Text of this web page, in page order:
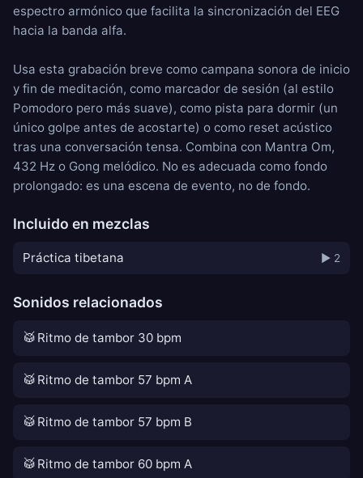
espectro armónico que facilita la sincronización del EEG
hacia la banda alfa.
Usa esta grabación breve como campana sonora de inicio
y fin de meditación, como marcador de sesión (al estilo
Pomodoro pero más suave), como pista para dormir (un
único golpe antes de acostarte) o como reset acústico
tras una conversación tensa. Combina con Mantra Om,
432 Hz o Gong melódico. No es adecuada como fondo
prolongado: es una escena de evento, no de fondo.
Incluido en mezclas
Práctica tibetana ▶ 2
Sonidos relacionados
🥁 Ritmo de tambor 30 bpm
🥁 Ritmo de tambor 57 bpm A
🥁 Ritmo de tambor 57 bpm B
🥁 Ritmo de tambor 60 bpm A